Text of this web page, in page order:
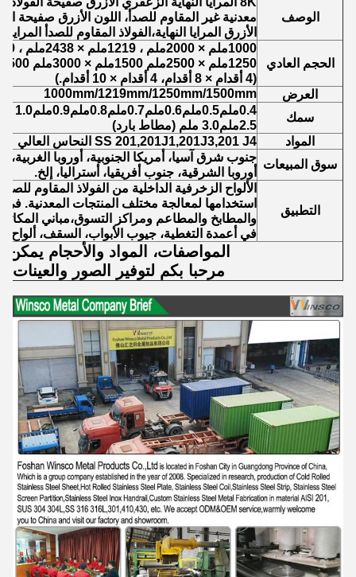
الوصف
الأزرق المرايا النهاية،الفولاذ المقاوم للصدأ
الحجم العادي
1000ملم × 2000ملم ، 1219ملم × 2438ملم ، 1219ملم × 3048ملم
1250ملم × 2500ملم 1500ملم × 3000ملم 1500ملم × 6000ملم
(4 أقدام × 8 أقدام، 4 أقدام × 10 أقدام.)
العرض
1000mm/1219mm/1250mm/1500mm
سمك
0.4ملم0.5ملم0.6ملم0.7ملم0.8ملم0.9ملم1.0 ملم1.2ملم1.5ملم2.0 ملم
2.5ملم3.0 ملم (مطاط بارد)
المواد
SS 201,201J1,201J3,201 J4 النحاس العالي
سوق المبيعات
جنوب شرق آسيا، أمريكا الجنوبية، أوروبا
أوروبا الشرقية، جنوب أفريقيا، أستراليا، إلخ.
التطبيق
الألواح الزخرفية الداخلية من الفولاذ المقاوم
استخدامها لمعالجة مختلف المنتجات المعدنية. في
والمطابخ والمطاعم ومراكز التسوق،مباني
في أعمدة التغطية، جيوب الأبواب، السقف، ألواح
المواصفات، المواد والأحجام
مرحبا بكم لتوفير الصور والعينات